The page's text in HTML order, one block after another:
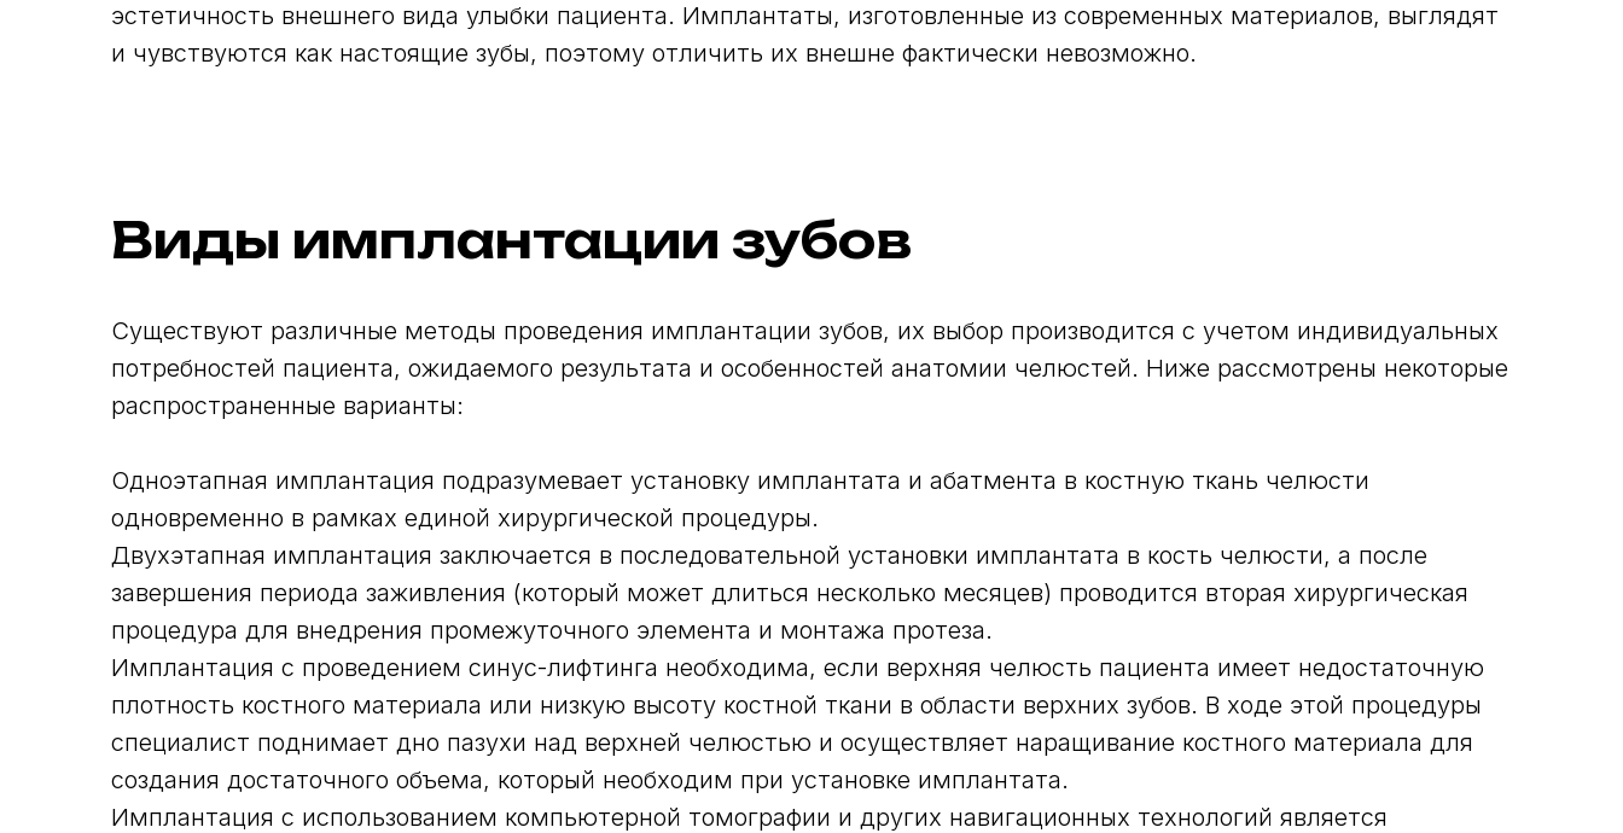
эстетичность внешнего вида улыбки пациента. Имплантаты, изготовленные из современных материалов, выглядят
и чувствуются как настоящие зубы, поэтому отличить их внешне фактически невозможно.
Виды имплантации зубов
Существуют различные методы проведения имплантации зубов, их выбор производится с учетом индивидуальных
потребностей пациента, ожидаемого результата и особенностей анатомии челюстей. Ниже рассмотрены некоторые
распространенные варианты:
Одноэтапная имплантация подразумевает установку имплантата и абатмента в костную ткань челюсти
одновременно в рамках единой хирургической процедуры.
Двухэтапная имплантация заключается в последовательной установки имплантата в кость челюсти, а после
завершения периода заживления (который может длиться несколько месяцев) проводится вторая хирургическая
процедура для внедрения промежуточного элемента и монтажа протеза.
Имплантация с проведением синус-лифтинга необходима, если верхняя челюсть пациента имеет недостаточную
плотность костного материала или низкую высоту костной ткани в области верхних зубов. В ходе этой процедуры
специалист поднимает дно пазухи над верхней челюстью и осуществляет наращивание костного материала для
создания достаточного объема, который необходим при установке имплантата.
Имплантация с использованием компьютерной томографии и других навигационных технологий является